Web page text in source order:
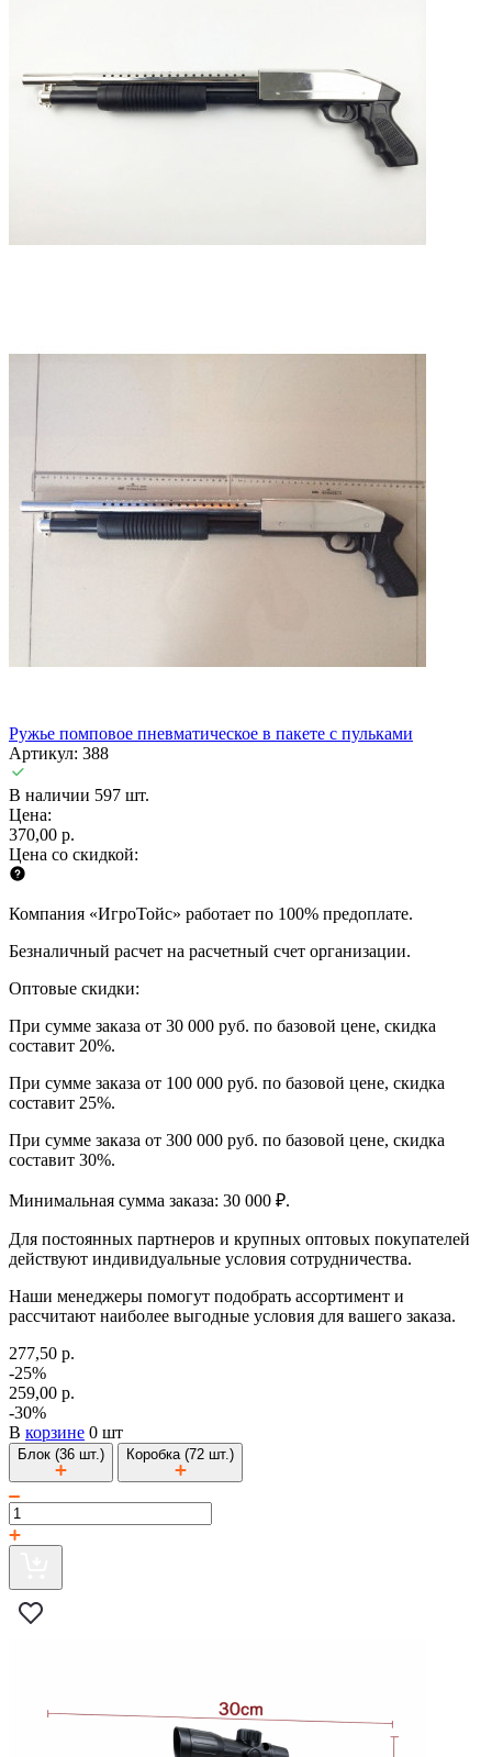
Ружье помповое пневматическое в пакете с пульками
Артикул: 388
В наличии 597 шт.
Цена:
370,00 р.
Цена со скидкой:
Компания «ИгроТойс» работает по 100% предоплате.
Безналичный расчет на расчетный счет организации.
Оптовые скидки:
При сумме заказа от 30 000 руб. по базовой цене, скидка
составит 20%.
При сумме заказа от 100 000 руб. по базовой цене, скидка
составит 25%.
При сумме заказа от 300 000 руб. по базовой цене, скидка
составит 30%.
Минимальная сумма заказа: 30 000 ₽.
Для постоянных партнеров и крупных оптовых покупателей
действуют индивидуальные условия сотрудничества.
Наши менеджеры помогут подобрать ассортимент и
рассчитают наиболее выгодные условия для вашего заказа.
277,50 р.
-25%
259,00 р.
-30%
В корзине 0 шт
Блок (36 шт.) Коробка (72 шт.)